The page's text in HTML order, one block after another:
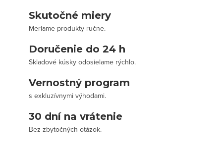
Skutočné miery
Meriame produkty ručne.
Doručenie do 24 h
Skladové kúsky odosielame rýchlo.
Vernostný program
s exkluzívnymi výhodami.
30 dní na vrátenie
Bez zbytočných otázok.